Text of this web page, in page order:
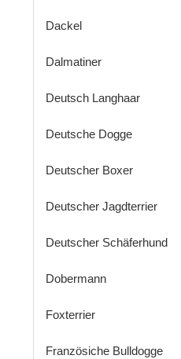
Dackel
Dalmatiner
Deutsch Langhaar
Deutsche Dogge
Deutscher Boxer
Deutscher Jagdterrier
Deutscher Schäferhund
Dobermann
Foxterrier
Französiche Bulldogge